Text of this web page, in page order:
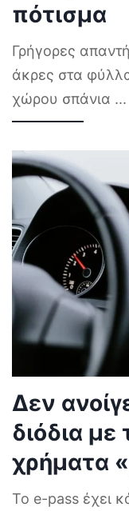
πότισμα
Γρήγορες
άκρες στα
χώρου σπάνια ...
Δεν
διόδια
χρήματα
Το e-pass έχει